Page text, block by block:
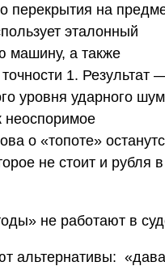
перекрытия на
эталонный
машину, а также
1. Результат
уровня ударного
неоспоримое
о «топоте»
не стоит и рубля в
не работают в
альтернативы: